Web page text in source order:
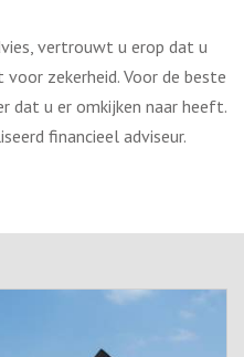
vertrouwt u erop dat u
zekerheid. Voor de beste
dat u er omkijken naar heeft.
financieel adviseur.